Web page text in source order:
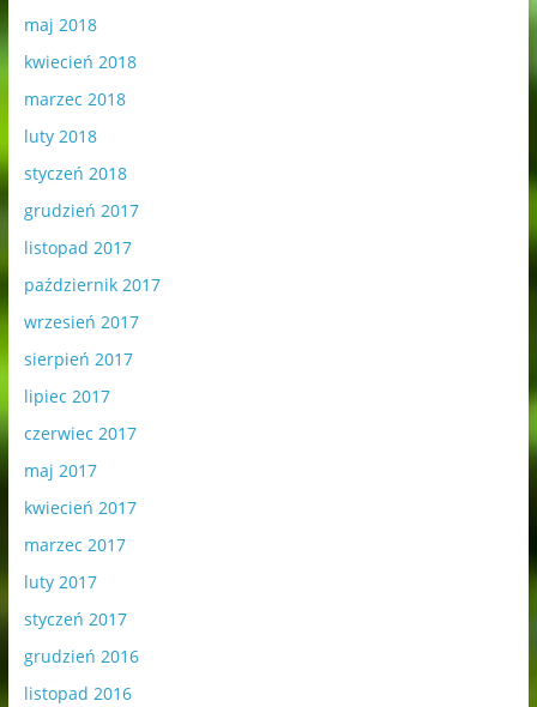
maj 2018
kwiecień 2018
marzec 2018
luty 2018
styczeń 2018
grudzień 2017
listopad 2017
październik 2017
wrzesień 2017
sierpień 2017
lipiec 2017
czerwiec 2017
maj 2017
kwiecień 2017
marzec 2017
luty 2017
styczeń 2017
grudzień 2016
listopad 2016